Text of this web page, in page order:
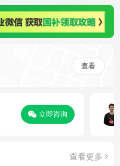
查看
立即咨询
查看更多